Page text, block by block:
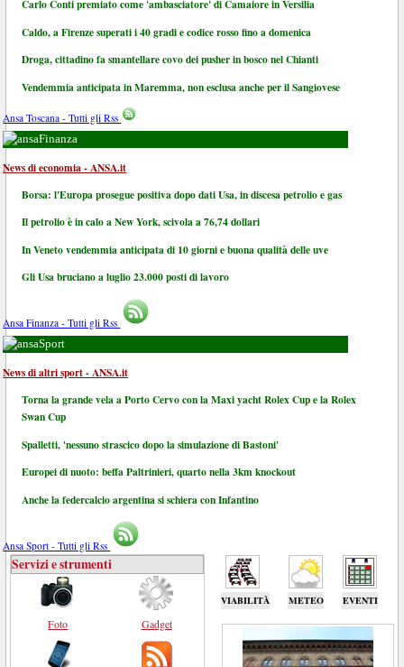
Carlo Conti premiato come 'ambasciatore' di Camaiore in Versilia
Caldo, a Firenze superati i 40 gradi e codice rosso fino a domenica
Droga, cittadino fa smantellare covo dei pusher in bosco nel Chianti
Vendemmia anticipata in Maremma, non esclusa anche per il Sangiovese
Ansa Toscana - Tutti gli Rss
Finanza
News di economia - ANSA.it
Borsa: l'Europa prosegue positiva dopo dati Usa, in discesa petrolio e gas
Il petrolio è in calo a New York, scivola a 76,74 dollari
In Veneto vendemmia anticipata di 10 giorni e buona qualità delle uve
Gli Usa bruciano a luglio 23.000 posti di lavoro
Ansa Finanza - Tutti gli Rss
Sport
News di altri sport - ANSA.it
Torna la grande vela a Porto Cervo con la Maxi yacht Rolex Cup e la Rolex
Swan Cup
Spalletti, 'nessuno strascico dopo la simulazione di Bastoni'
Europei di nuoto: beffa Paltrinieri, quarto nella 3km knockout
Anche la federcalcio argentina si schiera con Infantino
Ansa Sport - Tutti gli Rss
VIABILITÀ METEO EVENTI
Servizi e strumenti
Foto Gadget